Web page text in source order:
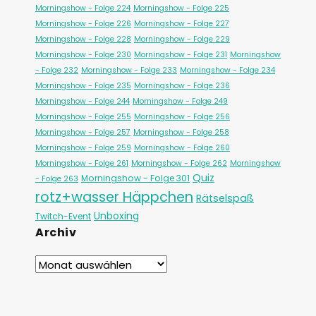
Morningshow - Folge 224 Morningshow - Folge 225
Morningshow - Folge 226 Morningshow - Folge 227
Morningshow - Folge 228 Morningshow - Folge 229
Morningshow - Folge 230 Morningshow - Folge 231 Morningshow
- Folge 232 Morningshow - Folge 233 Morningshow - Folge 234
Morningshow - Folge 235 Morningshow - Folge 236
Morningshow - Folge 244 Morningshow - Folge 249
Morningshow - Folge 255 Morningshow - Folge 256
Morningshow - Folge 257 Morningshow - Folge 258
Morningshow - Folge 259 Morningshow - Folge 260
Morningshow - Folge 261 Morningshow - Folge 262 Morningshow
- Folge 263 Morningshow - Folge 301 Quiz
rotz+wasser Häppchen Rätselspaß
Twitch-Event Unboxing
Archiv